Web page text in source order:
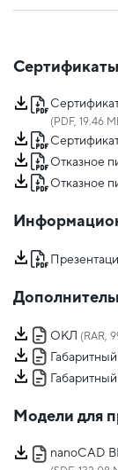
Сертификаты
(PDF, 19.46
Отказное
Отказное
ОКЛ (RAR,
Модели для
nanoCAD